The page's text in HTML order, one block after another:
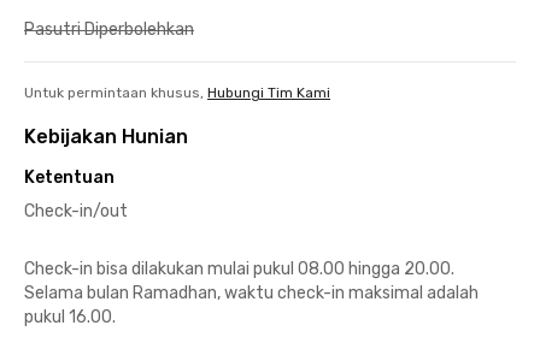
Pasutri Diperbolehkan
Untuk permintaan khusus, Hubungi Tim Kami
Kebijakan Hunian
Ketentuan
Check-in/out
Check-in bisa dilakukan mulai pukul 08.00 hingga 20.00.
Selama bulan Ramadhan, waktu check-in maksimal adalah
pukul 16.00.